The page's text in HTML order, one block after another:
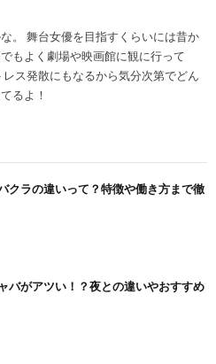
。 舞台女優を目指すくらいには昔か
もよく劇場や映画館に観に行って
ス発散にもなるから気分次第でどん
るよ！
クラの違いって？特徴や働き方まで徹
バがアツい！？夜との違いやおすすめ